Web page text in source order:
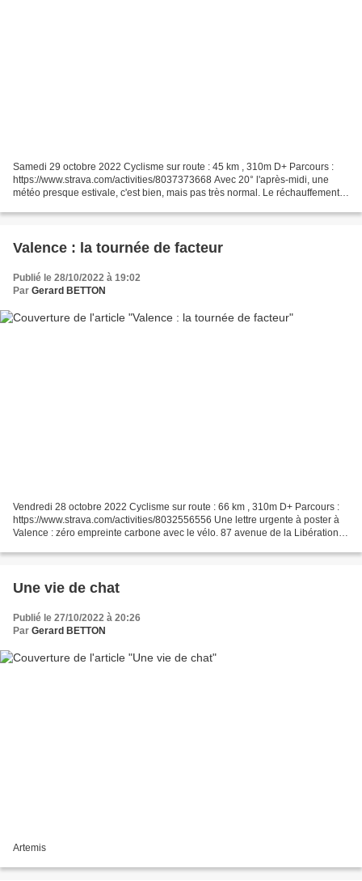
Samedi 29 octobre 2022 Cyclisme sur route : 45 km , 310m D+ Parcours :
https://www.strava.com/activities/8037373668 Avec 20° l'après-midi, une
météo presque estivale, c'est bien, mais pas très normal. Le réchauffement
Valence : la tournée de facteur
Publié le 28/10/2022 à 19:02
Par Gerard BETTON
Vendredi 28 octobre 2022 Cyclisme sur route : 66 km , 310m D+ Parcours :
https://www.strava.com/activities/8032556556 Une lettre urgente à poster à
Valence : zéro empreinte carbone avec le vélo. 87 avenue de la Libération à
Une vie de chat
Publié le 27/10/2022 à 20:26
Par Gerard BETTON
Artemis